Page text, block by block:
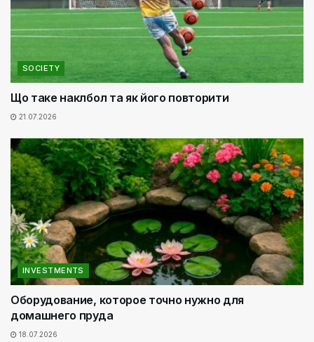
SOCIETY
Що таке наклбол та як його повторити
21.07.2026
INVESTMENTS
Оборудование, которое точно нужно для
домашнего пруда
18.07.2026